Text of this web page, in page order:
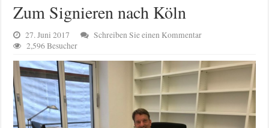
Zum Signieren nach Köln
27. Juni 2017
Schreiben Sie einen Kommentar
2,596 Besucher